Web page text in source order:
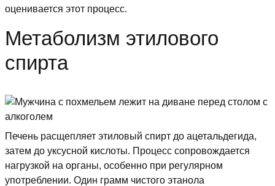
оценивается этот процесс.
Метаболизм этилового
спирта
Печень расщепляет этиловый спирт до ацетальдегида,
затем до уксусной кислоты. Процесс сопровождается
нагрузкой на органы, особенно при регулярном
употреблении. Один грамм чистого этанола